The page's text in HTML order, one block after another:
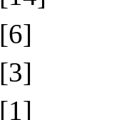
[6]
[3]
[1]